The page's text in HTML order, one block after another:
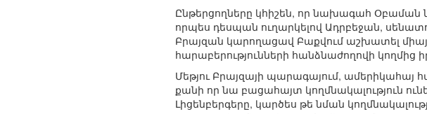
Ընթերցողները կհիշեն, որ նախագահ Օբաման
որպես դեսպան ուղարկելով Ադրբեջան,
Բրայզան կարողացավ Բաքվում աշխատել
հարաբերությունների հանձնաժողովի
Մեթյու Բրայզայի պարագայում, ամերիկահայ
քանի որ նա բացահայտ կողմնակալություն
Լիցենբերգերը, կարծես թե նման